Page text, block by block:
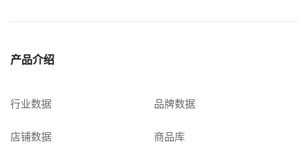
产品介绍
行业数据 品牌数据
店铺数据 商品库